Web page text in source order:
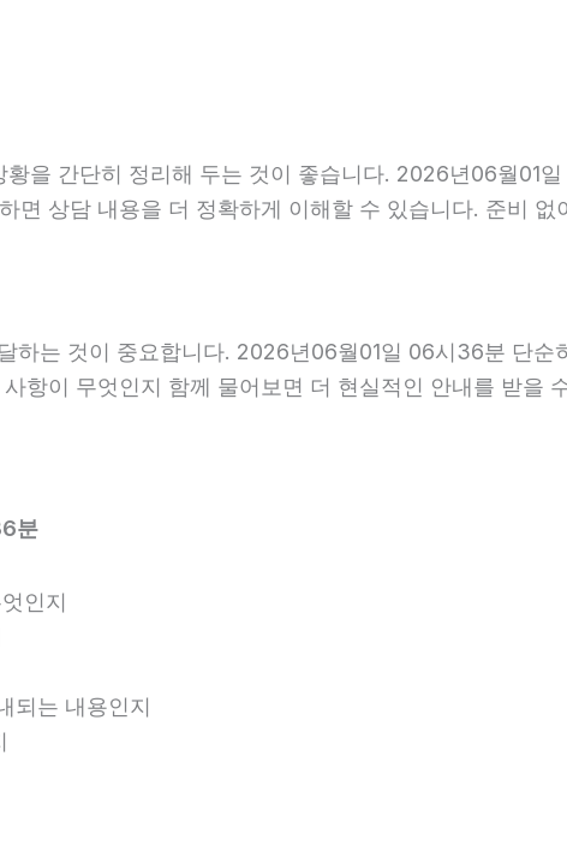
을 간단히 정리해 두는 것이 좋습니다. 2026년06월01
면 상담 내용을 더 정확하게 이해할 수 있습니다. 준비
하는 것이 중요합니다. 2026년06월01일 06시36분 단
항이 무엇인지 함께 물어보면 더 현실적인 안내를 받을
분
인지
되는 내용인지